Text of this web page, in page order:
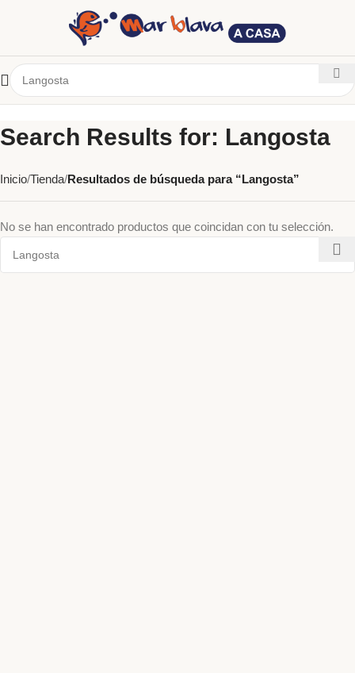
Search Results for: Langosta
Inicio Tienda Resultados de búsqueda para “Langosta”
No se han encontrado productos que coincidan con tu selección.